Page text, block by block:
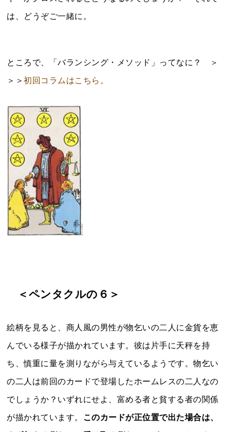
は、どうぞご一緒に。
ところで、「バランシング・メソッド」ってなに？ ＞
＞＞初回コラムはこちら。
＜ペンタクルの６＞
絵柄を見ると、商人風の男性が物乞いの二人に金貨を恵
んでいる様子が描かれています。彼は片手に天秤を持
ち、慎重に量を測りながら与えているようです。物乞い
の二人は前回のカードで登場したホームレスの二人なの
でしょうか？いずれにせよ、富める者と貧する者の関係
が描かれています。 このカードが正位置で出た場合は、